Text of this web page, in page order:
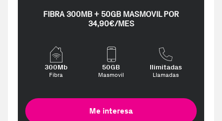
FIBRA 300MB + 50GB MASMOVIL POR
34,90€/MES
300Mb
Fibra
50GB
Masmovil
Ilimitadas
Llamadas
Me interesa